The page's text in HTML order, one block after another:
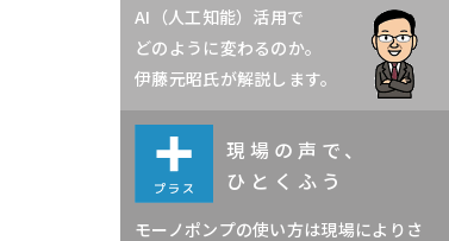
AI（人工知能）活用で
どのように変わるのか。
伊藤元昭氏が解説します。
現場の声で、
ひとくふう
モーノポンプの使い方は現場によりさ